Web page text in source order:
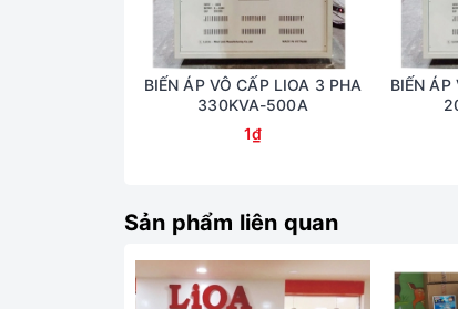
BIẾN ÁP VÔ CẤP LIOA 3 PHA
330KVA-500A
1₫
BIẾN ÁP
Sản phẩm liên quan